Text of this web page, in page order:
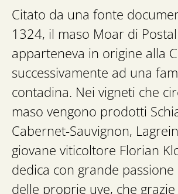
Citato da una fonte
1324, il maso Moar di Postal
apparteneva in origine alla
successivamente ad una
contadina. Nei vigneti che
maso vengono prodotti
Cabernet-Sauvignon,
giovane viticoltore Florian
dedica con grande
delle proprie uve, che grazie